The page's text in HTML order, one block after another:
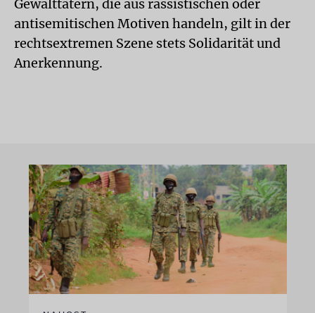
Gewalttätern, die aus rassistischen oder
antisemitischen Motiven handeln, gilt in der
rechtsextremen Szene stets Solidarität und
Anerkennung.